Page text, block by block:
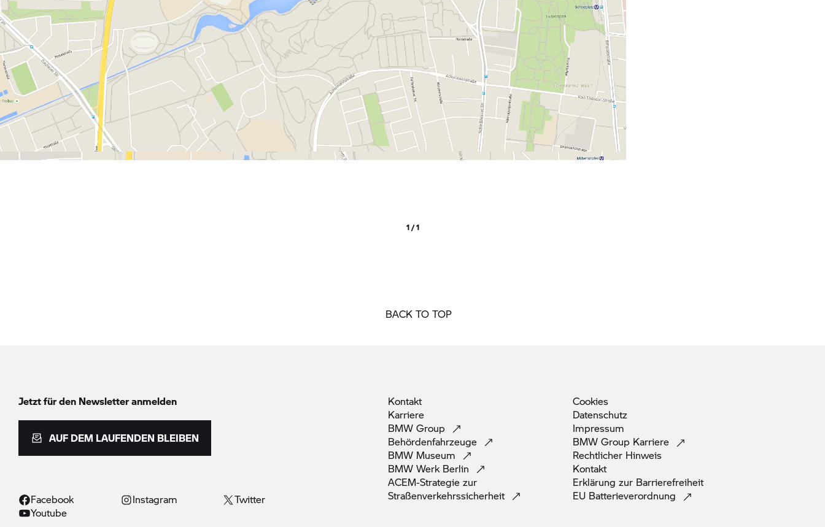
1 / 1
BACK TO TOP
Jetzt für den Newsletter anmelden
AUF DEM LAUFENDEN BLEIBEN
Facebook Instagram
Twitter
Youtube
Kontakt
Karriere
BMW Group
Behördenfahrzeuge
BMW Museum
BMW Werk Berlin
ACEM-Strategie zur
Straßenverkehrssicherheit
Cookies
Datenschutz
Impressum
BMW Group Karriere
Rechtlicher Hinweis
Kontakt
Erklärung zur Barrierefreiheit
EU Batterieverordnung